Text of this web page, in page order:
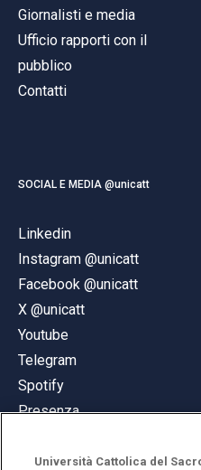
Giornalisti e media
Ufficio rapporti con il
pubblico
Contatti
SOCIAL E MEDIA @unicatt
Linkedin
Instagram @unicatt
Facebook @unicatt
X @unicatt
Youtube
Telegram
Spotify
Presenza
Università Cattolica del